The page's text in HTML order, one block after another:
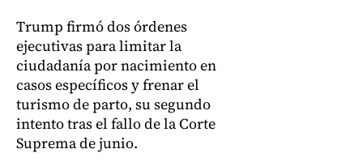
Trump firmó dos órdenes
ejecutivas para limitar la
ciudadanía por nacimiento en
casos específicos y frenar el
turismo de parto, su segundo
intento tras el fallo de la Corte
Suprema de junio.